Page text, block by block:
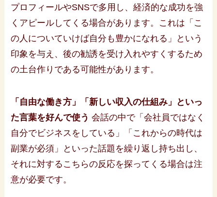
プロフィールやSNSで多用し、経済的な成功を強
くアピールしてくる場合があります。これは「こ
の人についていけば自分も豊かになれる」という
印象を与え、後の勧誘を受け入れやすくするため
の土台作りである可能性があります。
「自由な働き方」「新しい収入の仕組み」といっ
た言葉を好んで使う 会話の中で「会社員ではなく
自分でビジネスをしている」「これからの時代は
副業が必須」といった話題を繰り返し持ち出し、
それに対するこちらの反応を探ってくる場合は注
意が必要です。